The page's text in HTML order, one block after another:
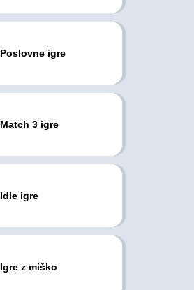
Poslovne igre
Match 3 igre
Idle igre
Igre z miško